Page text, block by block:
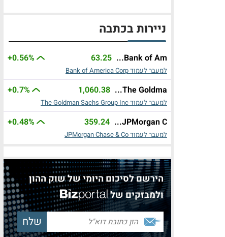
ניירות בכתבה
Bank of Am...
63.25
+0.56%
למעבר לעמוד Bank of America Corp
The Goldma...
1,060.38
+0.7%
למעבר לעמוד The Goldman Sachs Group Inc
JPMorgan C...
359.24
+0.48%
למעבר לעמוד JPMorgan Chase & Co
הירשם לסיכום היומי של שוק ההון
ולמבזקים של